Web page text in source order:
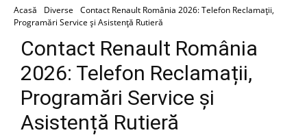
Acasă Diverse
Contact Renault România 2026: Telefon Reclamații,
Programări Service și Asistență Rutieră
Contact Renault România
2026: Telefon Reclamații,
Programări Service și
Asistență Rutieră